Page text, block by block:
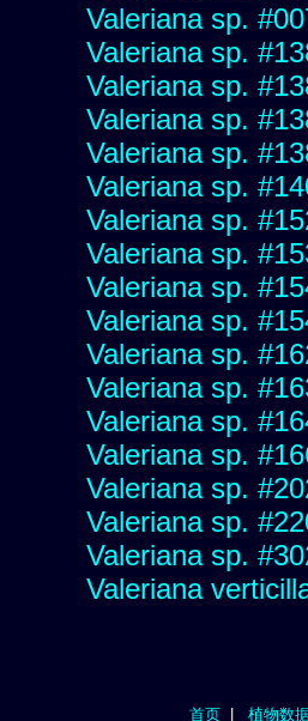
Valeriana sp.
Valeriana sp.
Valeriana sp.
Valeriana sp.
Valeriana sp.
Valeriana sp.
Valeriana sp.
Valeriana sp.
Valeriana sp.
Valeriana sp.
Valeriana sp.
Valeriana sp.
Valeriana sp.
Valeriana sp.
Valeriana sp.
Valeriana sp.
Valeriana sp.
Valeriana
首页 植物数